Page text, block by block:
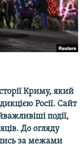
Криму, який
Росії. Сайт
події,
До огляду
за межами